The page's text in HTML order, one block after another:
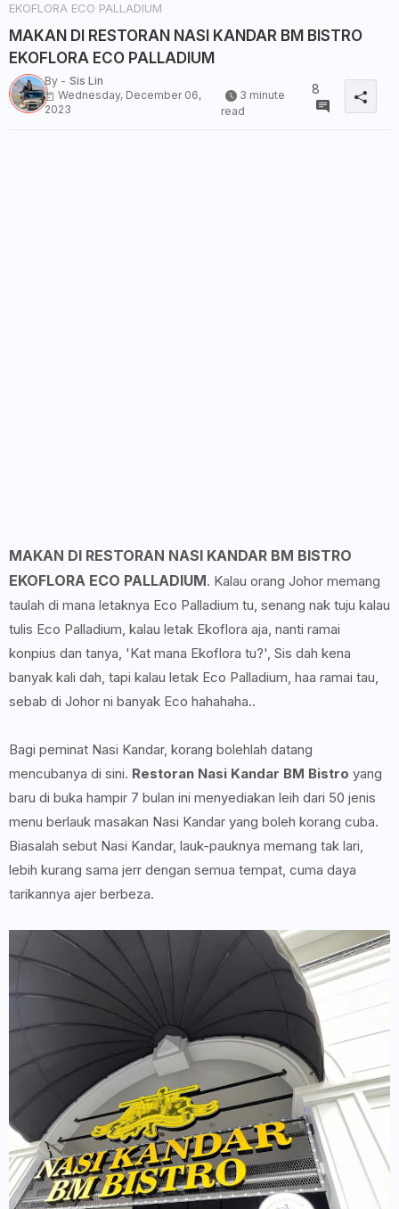
EKOFLORA ECO PALLADIUM
MAKAN DI RESTORAN NASI KANDAR BM BISTRO
EKOFLORA ECO PALLADIUM
By - Sis Lin
Wednesday, December 06,
2023
3 minute
read
8
MAKAN DI RESTORAN NASI KANDAR BM BISTRO
EKOFLORA ECO PALLADIUM. Kalau orang Johor memang
taulah di mana letaknya Eco Palladium tu, senang nak tuju kalau
tulis Eco Palladium, kalau letak Ekoflora aja, nanti ramai
konpius dan tanya, 'Kat mana Ekoflora tu?', Sis dah kena
banyak kali dah, tapi kalau letak Eco Palladium, haa ramai tau,
sebab di Johor ni banyak Eco hahahaha..
Bagi peminat Nasi Kandar, korang bolehlah datang
mencubanya di sini. Restoran Nasi Kandar BM Bistro yang
baru di buka hampir 7 bulan ini menyediakan leih dari 50 jenis
menu berlauk masakan Nasi Kandar yang boleh korang cuba.
Biasalah sebut Nasi Kandar, lauk-pauknya memang tak lari,
lebih kurang sama jerr dengan semua tempat, cuma daya
tarikannya ajer berbeza.